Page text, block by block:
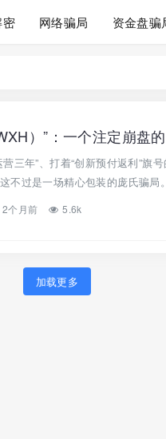
密 网络骗局 资金盘骗
）”：一个注定崩盘
三年”、打着“创新预付返利”旗
不过是一场精心包装的庞氏骗局
2个月前 5.6k
加载更多